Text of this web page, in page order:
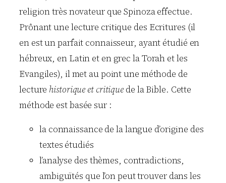
religion très novateur que Spinoza effectue.
Prônant une lecture critique des Ecritures (il
en est un parfait connaisseur, ayant étudié en
hébreux, en Latin et en grec la Torah et les
Evangiles), il met au point une méthode de
lecture historique et critiquede la Bible. Cette
méthode est basée sur :
la connaissance de la langue d’origine des
textes étudiés
l’analyse des thèmes, contradictions,
ambiguïtés que l’on peut trouver dans les